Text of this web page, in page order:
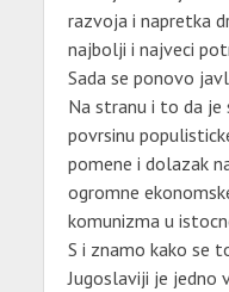
razvoja i napretka
najbolji i najveci
Sada se ponovo
Na stranu i to da je
povrsinu
pomene i dolazak
ogromne
komunizma u
S i znamo kako se
Jugoslaviji je jedno